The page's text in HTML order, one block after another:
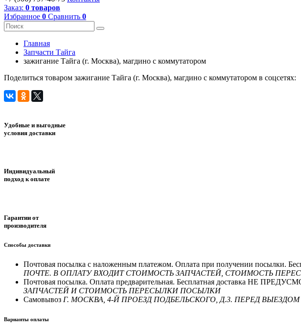
Заказ: 0 товаров
Избранное 0 Сравнить 0
Главная
Запчасти Тайга
зажигание Тайга (г. Москва), магдино с коммутатором
Поделиться товаром зажигание Тайга (г. Москва), магдино с коммутатором в соцсетях:
Удобные и выгодные
условия доставки
Индивидуальный
подход к оплате
Гарантии от
производителя
Способы доставки
Почтовая посылка с наложенным платежом. Оплата при получении посылки.
ПОЧТЕ. В ОПЛАТУ ВХОДИТ СТОИМОСТЬ ЗАПЧАСТЕЙ, СТОИМОСТЬ
Почтовая посылка. Оплата предварительная. Бесплатная доставка НЕ
ЗАПЧАСТЕЙ И СТОИМОСТЬ ПЕРЕСЫЛКИ ПОСЫЛКИ
Самовывоз Г. МОСКВА, 4-Й ПРОЕЗД ПОДБЕЛЬСКОГО, Д.3. ПЕРЕД ВЫЕЗДОМ
Варианты оплаты